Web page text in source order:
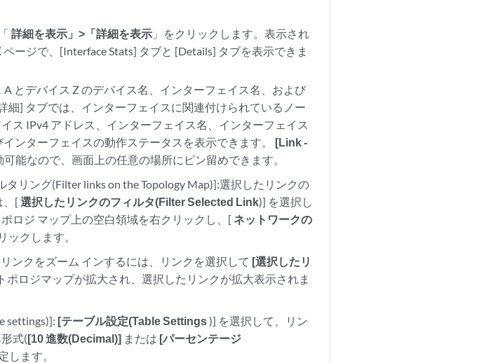
詳細を表示」>「詳細を表示 」をクリックします。表示され
ページで、[Interface Stats] タブと [Details] タブを表示できま
とデバイス Z のデバイス名、インターフェイス名、および
細] タブでは、インターフェイスに関連付けられているノー
ス IPv4 アドレス、インターフェイス名、インターフェイス
ンターフェイスの動作ステータスを表示できます。 [Link -
能なので、画面上の任意の場所にピン留めできます。
リング(Filter links on the Topology Map)]:選択したリンクの
、[ 選択したリンクのフィルタ(Filter Selected Link)] を選択し
ロジ マップ上の空白領域を右クリックし、[ ネットワークの
ックします。
ンクをズーム インするには、リンクを選択して [選択したリ
ポロジマップが拡大され、選択したリンクが拡大表示されま
settings)]: [テーブル設定(Table Settings)] を選択して、リン
式([10 進数(Decimal)]または [パーセンテージ
します。